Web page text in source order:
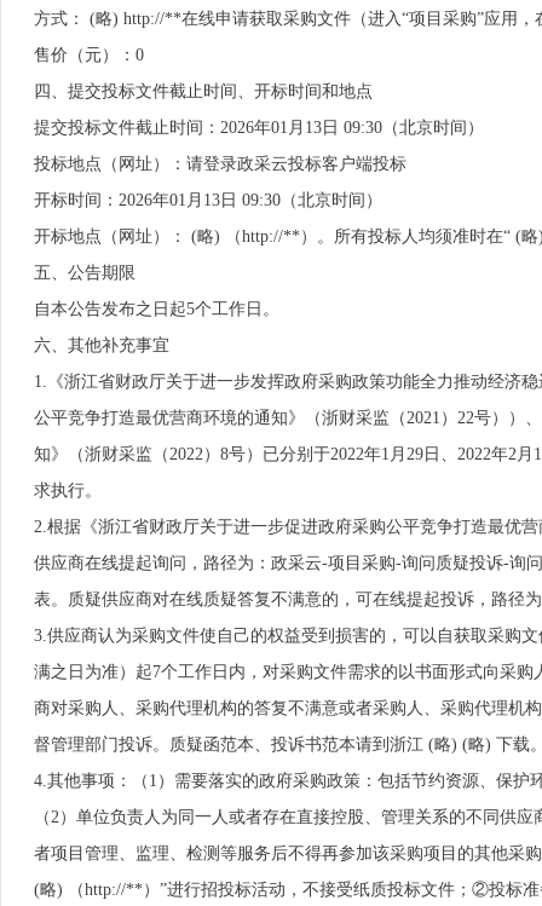
方式： (略) http://**在线申请获取采购文件（进入“项目采购”应用
售价（元）：0
四、提交投标文件截止时间、开标时间和地点
提交投标文件截止时间：2026年01月13日 09:30（北京时间）
投标地点（网址）：请登录政采云投标客户端投标
开标时间：2026年01月13日 09:30（北京时间）
开标地点（网址）： (略) （http://**）。所有投标人均须准时在“ (略
五、公告期限
自本公告发布之日起5个工作日。
六、其他补充事宜
1.《浙江省财政厅关于进一步发挥政府采购政策功能全力推动经济
公平竞争打造最优营商环境的通知》（浙财采监（2021）22号）
知》（浙财采监（2022）8号）已分别于2022年1月29日、2022年2
求执行。
2.根据《浙江省财政厅关于进一步促进政府采购公平竞争打造最优
供应商在线提起询问，路径为：政采云-项目采购-询问质疑投诉-询
表。质疑供应商对在线质疑答复不满意的，可在线提起投诉，路径
3.供应商认为采购文件使自己的权益受到损害的，可以自获取采购
满之日为准）起7个工作日内，对采购文件需求的以书面形式向采
商对采购人、采购代理机构的答复不满意或者采购人、采购代理机
督管理部门投诉。质疑函范本、投诉书范本请到浙江 (略) (略) 下载
4.其他事项：（1）需要落实的政府采购政策：包括节约资源、保
（2）单位负责人为同一人或者存在直接控股、管理关系的不同供
者项目管理、监理、检测等服务后不得再参加该采购项目的其他采
(略) （http://**）”进行招投标活动，不接受纸质投标文件；②投标